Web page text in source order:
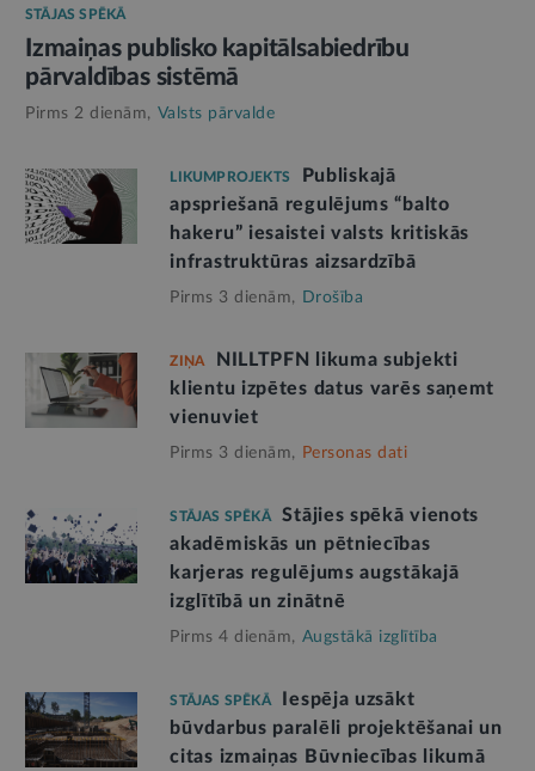
STĀJAS SPĒKĀ
Izmaiņas publisko kapitālsabiedrību
pārvaldības sistēmā
Pirms 2 dienām, Valsts pārvalde
LIKUMPROJEKTS
Publiskajā
apspriešanā regulējums “balto
hakeru” iesaistei valsts kritiskās
infrastruktūras aizsardzībā
Pirms 3 dienām, Drošība
ZIŅA
NILLTPFN likuma subjekti
klientu izpētes datus varēs saņemt
vienuviet
Pirms 3 dienām, Personas dati
STĀJAS SPĒKĀ
Stājies spēkā vienots
akadēmiskās un pētniecības
karjeras regulējums augstākajā
izglītībā un zinātnē
Pirms 4 dienām, Augstākā izglītība
STĀJAS SPĒKĀ
Iespēja uzsākt
būvdarbus paralēli projektēšanai un
citas izmaiņas Būvniecības likumā